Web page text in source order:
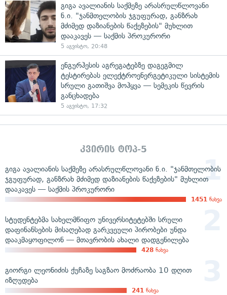
გიგა ავალიანის საქმეზე არასრულწლოვანი
ნ.ი. "ჯანმთელობის ჯგუფურად, განზრახ
მძიმედ დაზიანების წაქეზების" მუხლით
დააკავეს — საქმის პროკურორი
5 აგვისტო, 20:48
ენგურჰესის აგრეგატებზე დაგეგმილ
ტესტირებას ელექტროენერგეტიკული სისტემის
სრული გათიშვა მოჰყვა — სემეკის წევრის
განცხადება
5 აგვისტო, 17:32
კვირის ტოპ-5
გიგა ავალიანის საქმეზე არასრულწლოვანი ნ.ი. "ჯანმთელობის
ჯგუფურად, განზრახ მძიმედ დაზიანების წაქეზების" მუხლით
დააკავეს — საქმის პროკურორი
1451 ნახვა
სტუდენტებმა სახელმწიფო უნივერსიტეტებში სრული
დაფინანსების მისაღებად გარკვეული პირობები უნდა
დააკმაყოფილონ — მთავრობის ახალი დადგენილება
428 ნახვა
გიორგი ლეონიძის ქუჩაზე საგზაო მოძრაობა 10 დღით
იზღუდება
241 ნახვა